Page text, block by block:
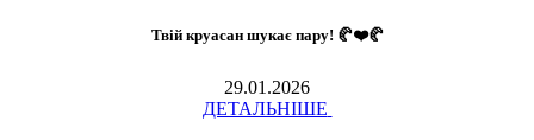
Твій круасан шукає пару! 🥐❤️🥐
29.01.2026
ДЕТАЛЬНІШЕ